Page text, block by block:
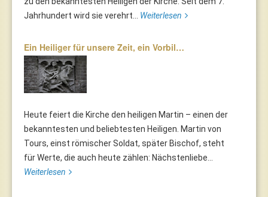
Jahrhundert wird sie verehrt... Weiterlesen
Ein Heiliger für unsere Zeit, ein Vorbil…
Heute feiert die Kirche den heiligen Martin – einen der
bekanntesten und beliebtesten Heiligen. Martin von
Tours, einst römischer Soldat, später Bischof, steht
für Werte, die auch heute zählen: Nächstenliebe...
Weiterlesen